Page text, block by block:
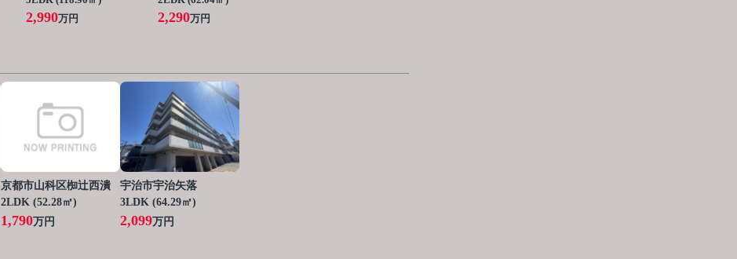
2,990万円 2,290万円
京都市山科区椥辻西潰
2LDK (52.28㎡)
1,790万円
宇治市宇治矢落
3LDK (64.29㎡)
2,099万円